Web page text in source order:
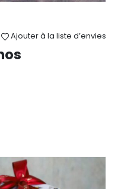
Ajouter à la liste d’envies